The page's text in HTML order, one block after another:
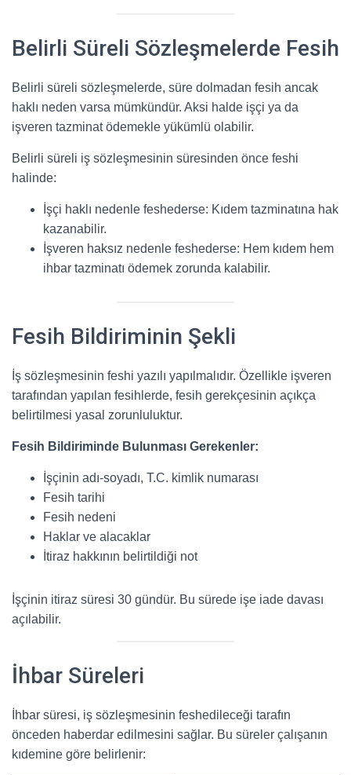
Belirli Süreli Sözleşmelerde Fesih
Belirli süreli sözleşmelerde, süre dolmadan fesih ancak
haklı neden varsa mümkündür. Aksi halde işçi ya da
işveren tazminat ödemekle yükümlü olabilir.
Belirli süreli iş sözleşmesinin süresinden önce feshi
halinde:
İşçi haklı nedenle feshederse: Kıdem tazminatına hak
kazanabilir.
İşveren haksız nedenle feshederse: Hem kıdem hem
ihbar tazminatı ödemek zorunda kalabilir.
Fesih Bildiriminin Şekli
İş sözleşmesinin feshi yazılı yapılmalıdır. Özellikle işveren
tarafından yapılan fesihlerde, fesih gerekçesinin açıkça
belirtilmesi yasal zorunluluktur.
Fesih Bildiriminde Bulunması Gerekenler:
İşçinin adı-soyadı, T.C. kimlik numarası
Fesih tarihi
Fesih nedeni
Haklar ve alacaklar
İtiraz hakkının belirtildiği not
İşçinin itiraz süresi 30 gündür. Bu sürede işe iade davası
açılabilir.
İhbar Süreleri
İhbar süresi, iş sözleşmesinin feshedileceği tarafın
önceden haberdar edilmesini sağlar. Bu süreler çalışanın
kıdemine göre belirlenir: